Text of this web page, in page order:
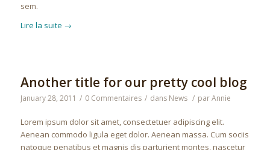
sem.
Lire la suite →
Another title for our pretty cool blog
January 28, 2011 / 0 Commentaires / dans News / parAnnie
Lorem ipsum dolor sit amet, consectetuer adipiscing elit.
Aenean commodo ligula eget dolor. Aenean massa. Cum sociis
natoque penatibus et magnis dis parturient montes, nascetur